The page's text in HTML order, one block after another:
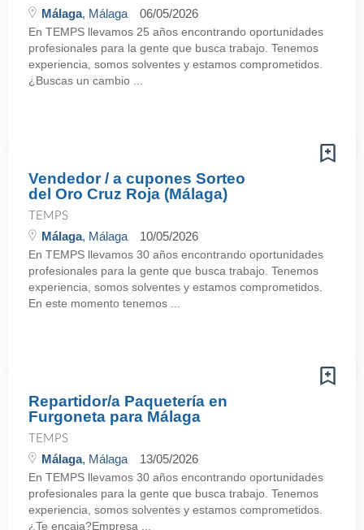
Málaga, Málaga 06/05/2026
En TEMPS llevamos 25 años encontrando oportunidades
profesionales para la gente que busca trabajo. Tenemos
experiencia, somos solventes y estamos comprometidos.
¿Buscas un cambio ...
Vendedor / a cupones Sorteo
del Oro Cruz Roja (Málaga)
TEMPS
Málaga, Málaga 10/05/2026
En TEMPS llevamos 30 años encontrando oportunidades
profesionales para la gente que busca trabajo. Tenemos
experiencia, somos solventes y estamos comprometidos.
En este momento tenemos ...
Repartidor/a Paquetería en
Furgoneta para Málaga
TEMPS
Málaga, Málaga 13/05/2026
En TEMPS llevamos 30 años encontrando oportunidades
profesionales para la gente que busca trabajo. Tenemos
experiencia, somos solventes y estamos comprometidos.
¿Te encaja?Empresa ...